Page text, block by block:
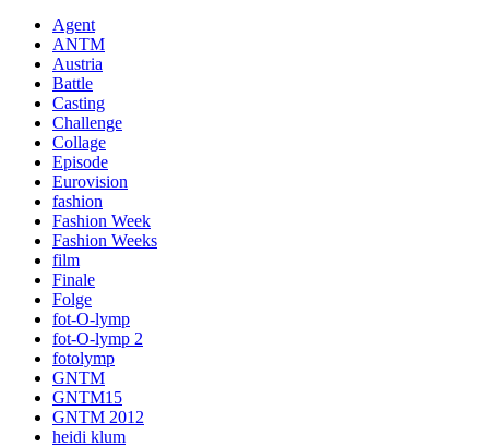
Agent
ANTM
Austria
Battle
Casting
Challenge
Collage
Episode
Eurovision
fashion
Fashion Week
Fashion Weeks
film
Finale
Folge
fot-O-lymp
fot-O-lymp 2
fotolymp
GNTM
GNTM15
GNTM 2012
heidi klum